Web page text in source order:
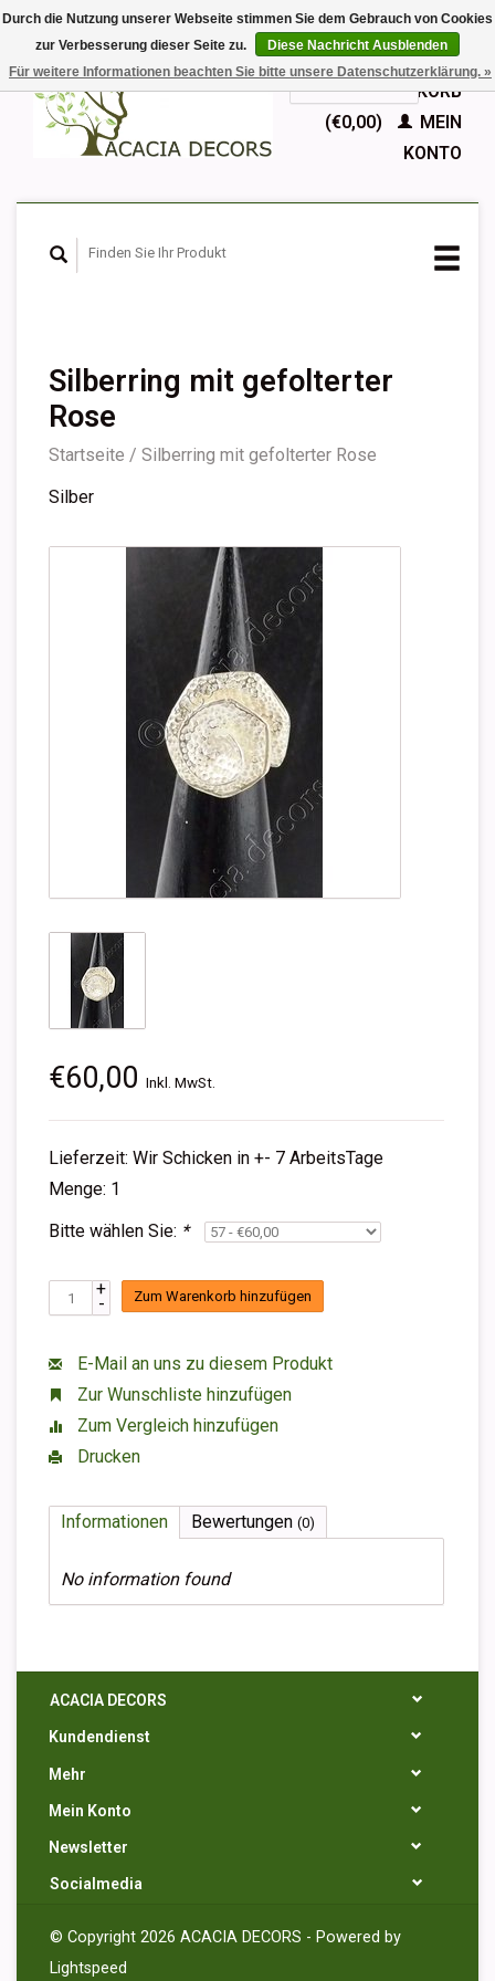
EUR
GBPDeutsch
Nederlands
English
IHR WARENKORB
(€0,00)
MEIN
KONTO
Silberring mit gefolterter
Rose
Startseite / Silberring mit gefolterter Rose
Silber
€60,00 Inkl. MwSt.
Lieferzeit: Wir Schicken in +- 7 ArbeitsTage
Menge: 1
Bitte wählen Sie: *
+
- Zum Warenkorb hinzufügen
E-Mail an uns zu diesem Produkt
Zur Wunschliste hinzufügen
Zum Vergleich hinzufügen
Drucken
Informationen Bewertungen (0)
No information found
ACACIA DECORS
Kundendienst
Mehr
Mein Konto
Newsletter
Socialmedia
© Copyright 2026 ACACIA DECORS - Powered by
Lightspeed
Durch die Nutzung unserer Webseite stimmen Sie dem Gebrauch von Cookies
zur Verbesserung dieser Seite zu.
Diese Nachricht Ausblenden
Für weitere Informationen beachten Sie bitte unsere Datenschutzerklärung. »